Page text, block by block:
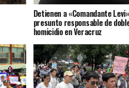
Detienen a «Comandante Levi»
presunto responsable de
homicidio en Veracruz